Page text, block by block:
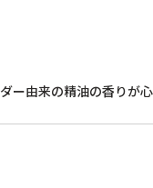
ー由来の精油の香りが